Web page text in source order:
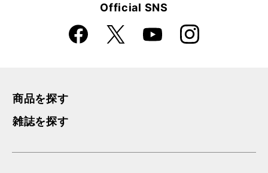
Official SNS
Faceboo
k
X YouTube Instagra
m
商品を探す
雑誌を探す